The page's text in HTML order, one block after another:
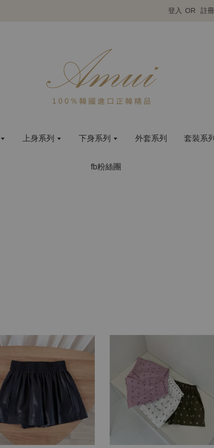
登入 OR 註
上身系列 下身系列 外套系列 套裝系
fb粉絲團